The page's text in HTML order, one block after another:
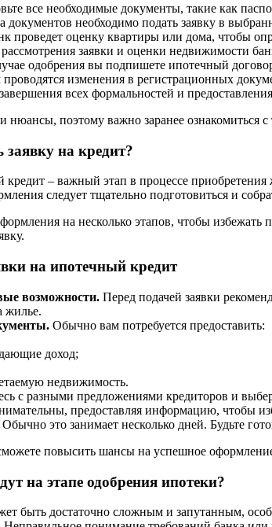
все необходимые документы, такие как
документов необходимо подать заявку в
проведет оценку квартиры или дома, чтобы
заявки и оценки недвижимости
одобрения вы подпишете ипотечный
проводятся изменения в регистрационных
всех формальностей и
нюансы, поэтому важно заранее ознакомиться
на кредит?
– важный этап в процессе
следует тщательно подготовиться и
на несколько этапов, чтобы
на ипотечный кредит
возможности. Перед подачей заявки
жилье.
Обычно вам потребуется предоставить:
доход;
недвижимость.
с разными предложениями кредиторов и
предоставляя информацию, чтобы
Обычно это занимает несколько дней. Будьте
повысить шансы на успешное
на этапе одобрения ипотеки?
быть достаточно сложным и запутанным,